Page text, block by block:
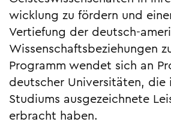
wicklung zu fördern und
Vertief­ung der deutsch-
Wissenschaftsbeziehungen
Programm wendet sich an
deutscher Universi­täten, die
Studiums ausgezeichnete
erbracht haben.